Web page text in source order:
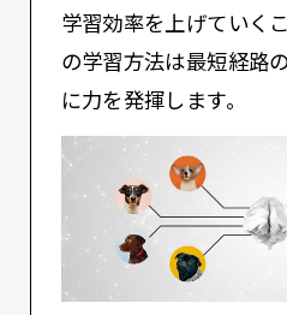
学習効率を上げていく
の学習方法は最短経路
に力を発揮します。